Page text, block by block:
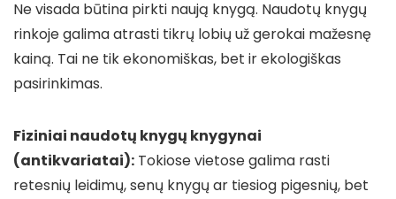
Ne visada būtina pirkti naują knygą. Naudotų knygų
rinkoje galima atrasti tikrų lobių už gerokai mažesnę
kainą. Tai ne tik ekonomiškas, bet ir ekologiškas
pasirinkimas.
Fiziniai naudotų knygų knygynai
(antikvariatai): Tokiose vietose galima rasti
retesnių leidimų, senų knygų ar tiesiog pigesnių, bet